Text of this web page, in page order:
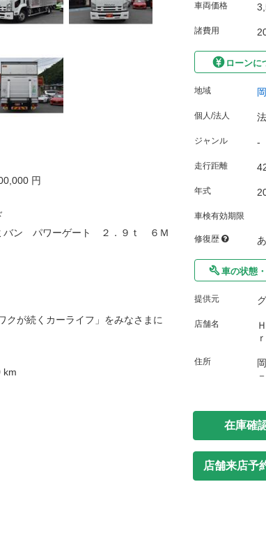
円
ン パワーゲート ２．９ｔ ６Ｍ
が続くカーライフ」をみなさまに
車両価格
諸費用
ローンに
地域
個人/法人
ジャンル -
走行距離
年式
車検有効期限
修復歴
車の状態
提供元
店舗名
住所
在庫確
店舗来店予